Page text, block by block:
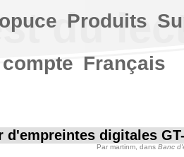
du
d'empreintes digitales
Par martinm , dans Banc
Produits
Français